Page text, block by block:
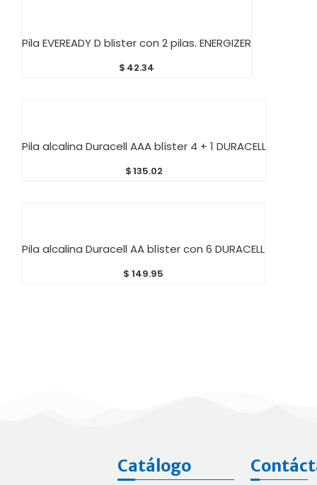
Pila EVEREADY D blister con 2 pilas. ENERGIZER
$ 42.34
Pila alcalina Duracell AAA blíster 4 + 1 DURACELL
$135.02
Pila alcalina Duracell AA blíster con 6 DURACELL
$ 149.95
Catálogo